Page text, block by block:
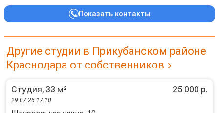
Показать контакты
Другие студии в Прикубанском районе
Краснодара от собственников
Студия, 33 м² 25 000 р.
29.07.26 17:10